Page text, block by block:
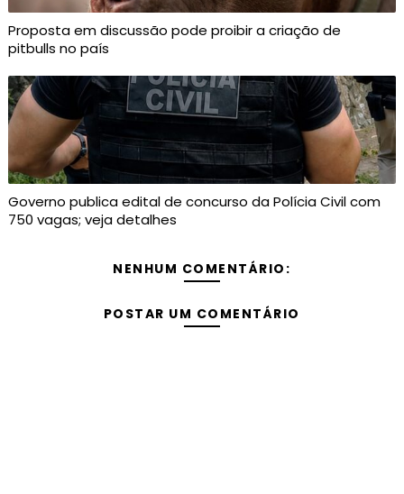
Proposta em discussão pode proibir a criação de
pitbulls no país
Governo publica edital de concurso da Polícia Civil com
750 vagas; veja detalhes
NENHUM COMENTÁRIO:
POSTAR UM COMENTÁRIO